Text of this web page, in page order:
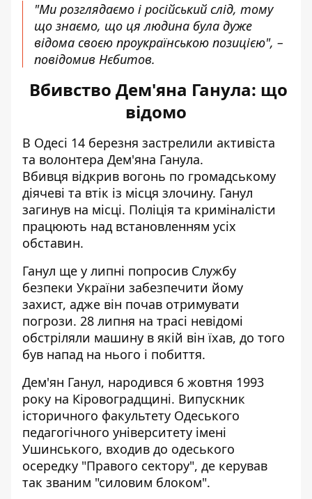
"Ми розглядаємо і російський слід, тому
що знаємо, що ця людина була дуже
відома своєю проукраїнською позицією", –
повідомив Нєбитов.
Вбивство Дем'яна Ганула: що
відомо
В Одесі 14 березня застрелили активіста
та волонтера Дем'яна Ганула.
Вбивця відкрив вогонь по громадському
діячеві та втік із місця злочину. Ганул
загинув на місці. Поліція та криміналісти
працюють над встановленням усіх
обставин.
Ганул ще у липні попросив Службу
безпеки України забезпечити йому
захист, адже він почав отримувати
погрози. 28 липня на трасі невідомі
обстріляли машину в якій він їхав, до того
був напад на нього і побиття.
Дем'ян Ганул, народився 6 жовтня 1993
року на Кіровоградщині. Випускник
історичного факультету Одеського
педагогічного університету імені
Ушинського, входив до одеського
осередку "Правого сектору", де керував
так званим "силовим блоком".